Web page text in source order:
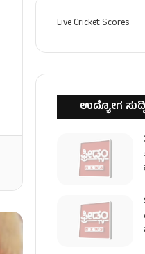
Live Cricket Scores
ಉದ್ಯೋಗ